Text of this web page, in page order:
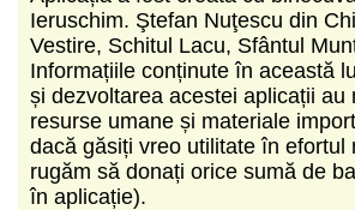
Ieruschim. Ştefan Nuţescu din
Vestire, Schitul Lacu, Sfântul
Informațiile conținute în această
și dezvoltarea acestei aplicații au
resurse umane și materiale
dacă găsiți vreo utilitate în efortul
rugăm să donați orice sumă de
în aplicație).